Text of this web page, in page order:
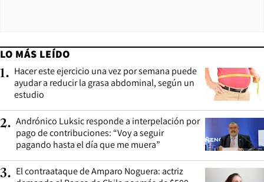
LO MÁS LEÍDO
1. Hacer este ejercicio una vez por semana puede
ayudar a reducir la grasa abdominal, según un
estudio
2. Andrónico Luksic responde a interpelación por
pago de contribuciones: “Voy a seguir
pagando hasta el día que me muera”
3. El contraataque de Amparo Noguera: actriz